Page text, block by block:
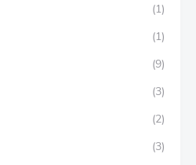
(1)
(1)
(9)
(3)
(2)
(3)